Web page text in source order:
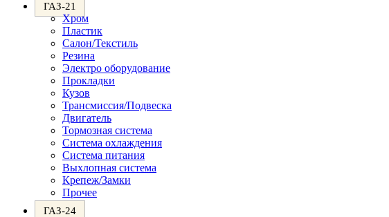
ГАЗ-21
Хром
Пластик
Салон/Текстиль
Резина
Электро оборудование
Прокладки
Кузов
Трансмиссия/Подвеска
Двигатель
Тормозная система
Система охлаждения
Система питания
Выхлопная система
Крепеж/Замки
Прочее
ГАЗ-24